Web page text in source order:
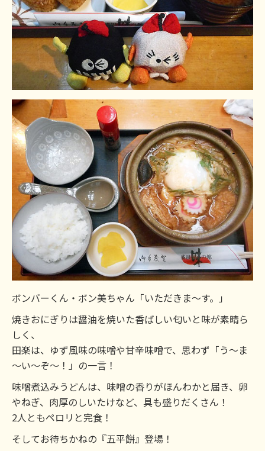
ボンバーくん・ボン美ちゃん「いただきま～す。」
焼きおにぎりは醤油を焼いた香ばしい匂いと味が素晴ら
しく、
田楽は、ゆず風味の味噌や甘辛味噌で、思わず「う～ま
～い～ぞ～！」の一言！
味噌煮込みうどんは、味噌の香りがほんわかと届き、卵
やねぎ、肉厚のしいたけなど、具も盛りだくさん！
2人ともペロリと完食！
そしてお待ちかねの『五平餅』登場！